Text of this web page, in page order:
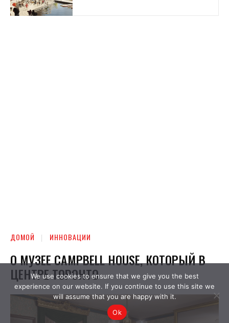
We use cookies to ensure that we give you the best
experience on our website. If you continue to use this site we
will assume that you are happy with it.
Ok